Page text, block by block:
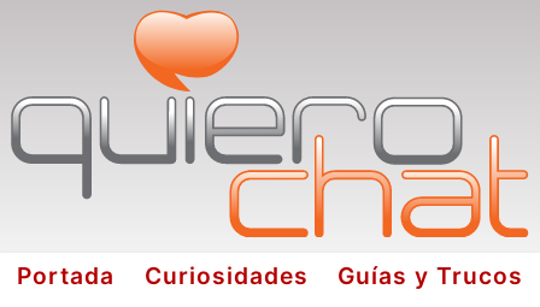
Portada Curiosidades
Guías y Trucos